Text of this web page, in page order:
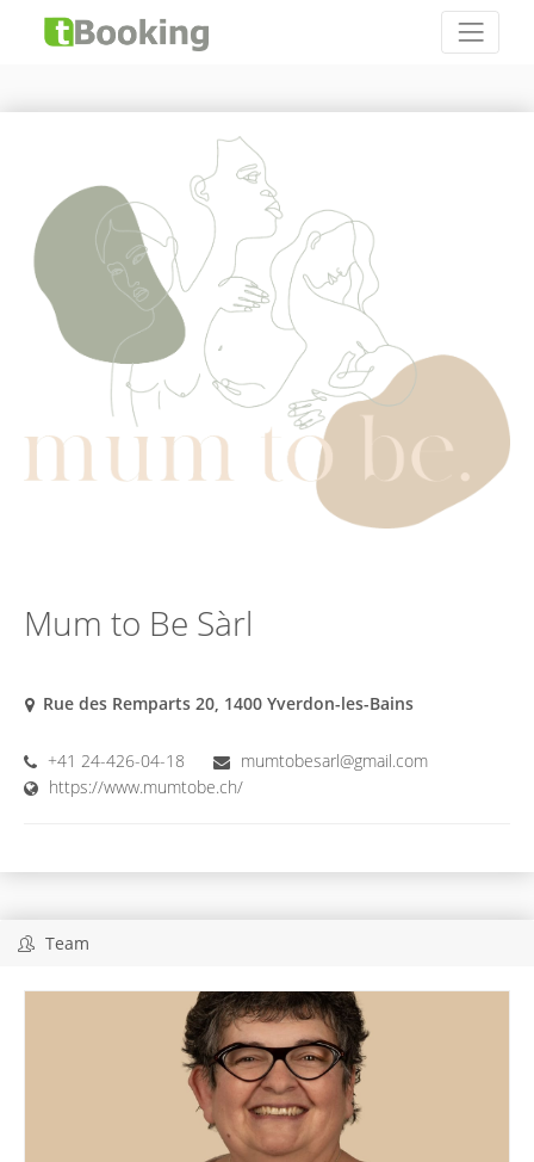
Mum to Be Sàrl
Rue des Remparts 20, 1400 Yverdon-les-Bains
+41 24-426-04-18
mumtobesarl@gmail.com
https://www.mumtobe.ch/
Team